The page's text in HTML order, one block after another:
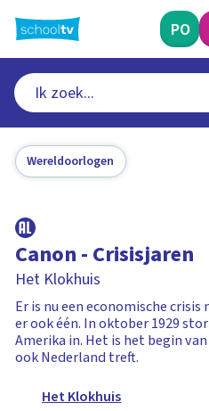
naar
hoofdinhoud
PO
Wereldoorlogen
Canon - Crisisjaren
Het Klokhuis
Er is nu een economische
er ook één. In oktober 1929
Amerika in. Het is het begin
ook Nederland treft.
Het Klokhuis